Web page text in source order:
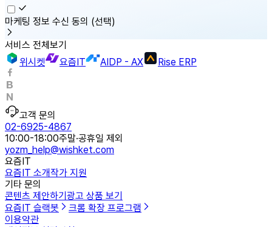
마케팅 정보 수신 동의 (선택)
서비스 전체보기
위시켓
요즘IT AIDP - AX Rise ERP
고객 문의
02-6925-4867
10:00-18:00주말·공휴일 제외
yozm_help@wishket.com
요즘IT
요즘IT 소개작가 지원
기타 문의
콘텐츠 제안하기광고 상품 보기
요즘IT 슬랙봇
크롬 확장 프로그램
이용약관